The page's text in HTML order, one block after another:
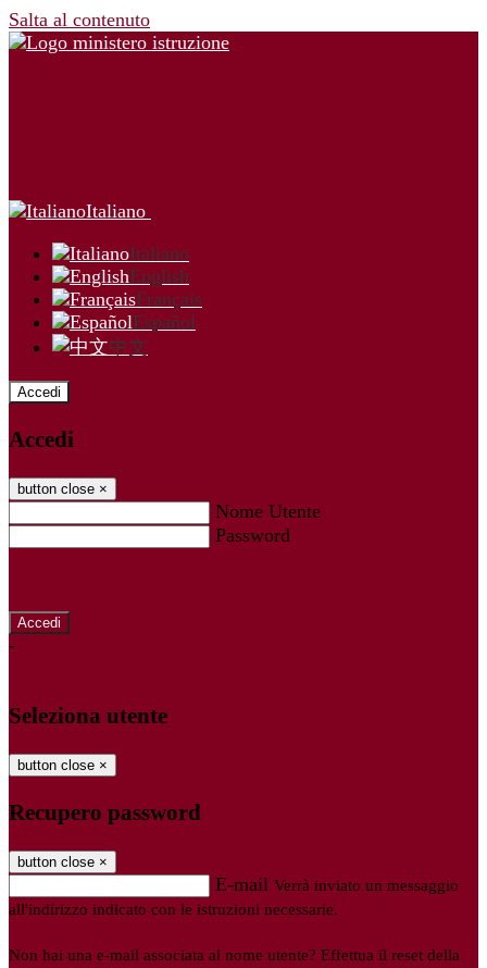
Salta al contenuto
Italiano
Italiano
English
Français
Español
中文
Accedi
Accedi
button close ×
Nome Utente
Password
-
Seleziona utente
button close ×
Recupero password
button close ×
E-mail Verrà inviato un messaggio
all'indirizzo indicato con le istruzioni necessarie.
Non hai una e-mail associata al nome utente? Effettua il reset della